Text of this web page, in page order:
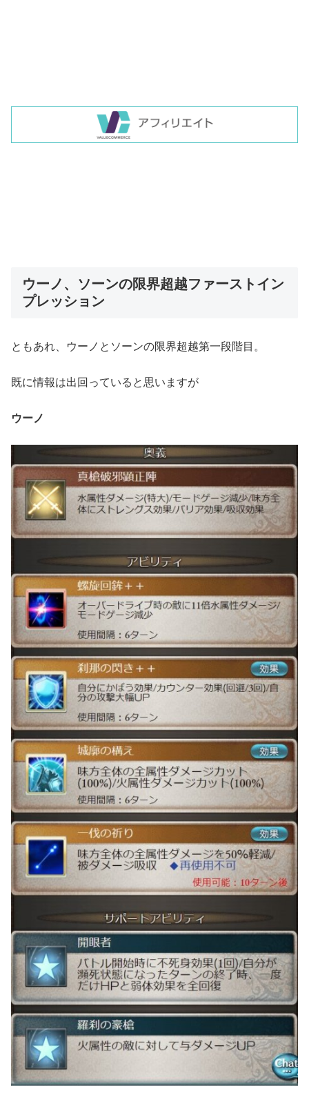
ウーノ、ソーンの限界超越ファーストイン
プレッション
ともあれ、ウーノとソーンの限界超越第一段階目。
既に情報は出回っていると思いますが
ウーノ